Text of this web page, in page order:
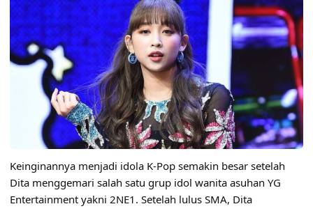
Keinginannya menjadi idola K-Pop semakin besar setelah
Dita menggemari salah satu grup idol wanita asuhan YG
Entertainment yakni 2NE1. Setelah lulus SMA, Dita